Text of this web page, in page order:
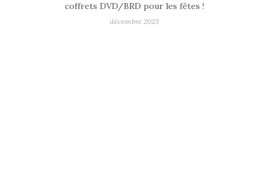
coffrets DVD/BRD pour les fêtes !
décembre 2023